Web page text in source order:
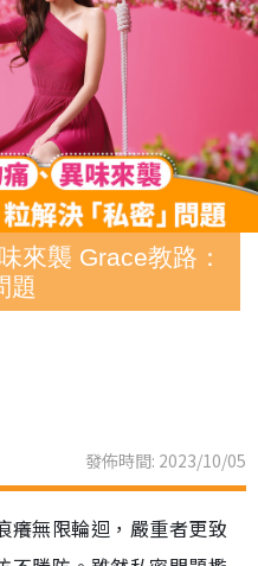
來襲 Grace教路：
題
發佈時間: 2023/10/05
癢無限輪迴，嚴重者更致